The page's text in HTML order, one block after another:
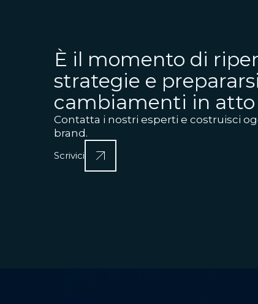
È il momento di
strategie e
cambiamenti in atto
Contatta i nostri esperti e costruisci
brand.
Scrivici